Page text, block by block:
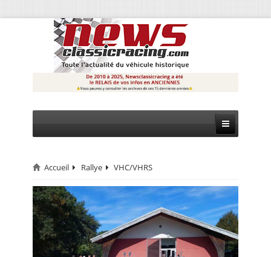
CIRCUIT
RALLYE
MONTAGNE
EVÈNEMENTS
Accueil Rallye VHC/VHRS